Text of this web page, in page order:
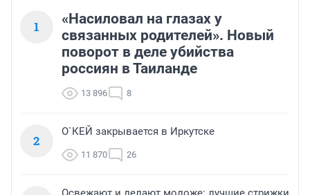
1
«Насиловал на глазах у
связанных родителей». Новый
поворот в деле убийства
россиян в Таиланде
13 896 8
2
О`КЕЙ закрывается в Иркутске
11 870 26